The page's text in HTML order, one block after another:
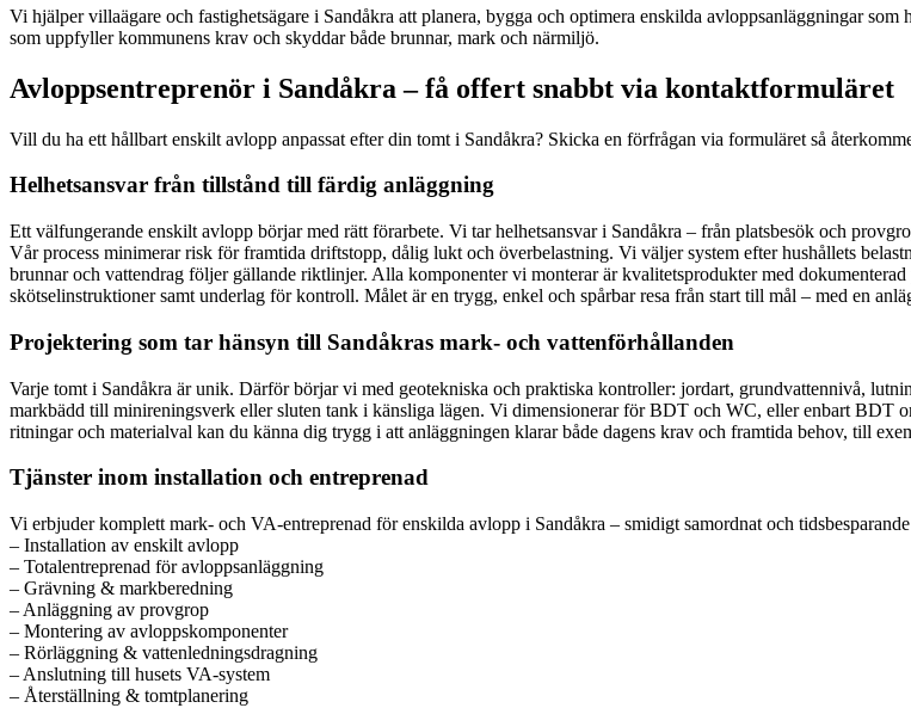
Vi hjälper villaägare och fastighetsägare i Sandåkra att planera, bygga och optimera enskilda avloppsanläggningar
som uppfyller kommunens krav och skyddar både brunnar, mark och närmiljö.
Avloppsentreprenör i Sandåkra – få offert snabbt via kontaktformuläret
Vill du ha ett hållbart enskilt avlopp anpassat efter din tomt i Sandåkra? Skicka en förfrågan via formuläret så
Helhetsansvar från tillstånd till färdig anläggning
Ett välfungerande enskilt avlopp börjar med rätt förarbete. Vi tar helhetsansvar i Sandåkra – från platsbesök och
Vår process minimerar risk för framtida driftstopp, dålig lukt och överbelastning. Vi väljer system efter hushållets
brunnar och vattendrag följer gällande riktlinjer. Alla komponenter vi monterar är kvalitetsprodukter med
skötselinstruktioner samt underlag för kontroll. Målet är en trygg, enkel och spårbar resa från start till mål – med en
Projektering som tar hänsyn till Sandåkras mark- och vattenförhållanden
Varje tomt i Sandåkra är unik. Därför börjar vi med geotekniska och praktiska kontroller: jordart, grundvattennivå,
markbädd till minireningsverk eller sluten tank i känsliga lägen. Vi dimensionerar för BDT och WC, eller enbart BDT
ritningar och materialval kan du känna dig trygg i att anläggningen klarar både dagens krav och framtida behov, till
Tjänster inom installation och entreprenad
Vi erbjuder komplett mark- och VA-entreprenad för enskilda avlopp i Sandåkra – smidigt samordnat och
– Installation av enskilt avlopp
– Totalentreprenad för avloppsanläggning
– Grävning & markberedning
– Anläggning av provgrop
– Montering av avloppskomponenter
– Rörläggning & vattenledningsdragning
– Anslutning till husets VA-system
– Återställning & tomtplanering